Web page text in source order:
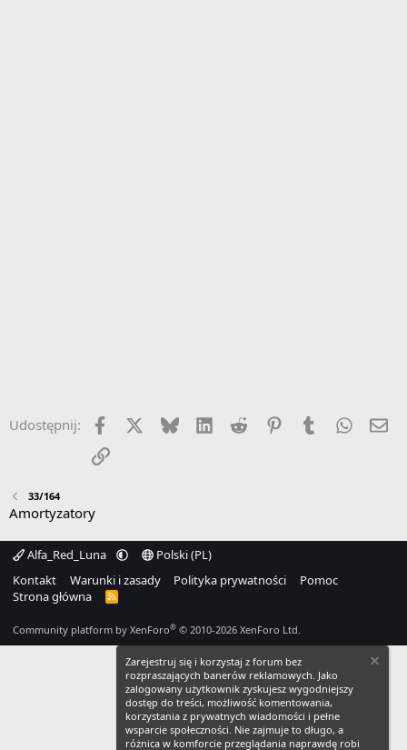
Udostępnij: Facebook Bluesky LinkedInReddit PinterestTumblr
Link
33/164
Amortyzatory
Alfa_Red_Luna
Polski (PL)
Kontakt
Warunki i zasady Polityka prywatności
Pomoc
Strona główna
R
Community platform by XenForo® © 2010-2026 XenForo Ltd.
Zarejestruj się i korzystaj z forum bez
rozpraszających banerów reklamowych. Jako
zalogowany użytkownik zyskujesz wygodniejszy
dostęp do treści, możliwość komentowania,
korzystania z prywatnych wiadomości i pełne
wsparcie społeczności. Nie zajmuje to długo, a
różnica w komforcie przeglądania naprawdę robi